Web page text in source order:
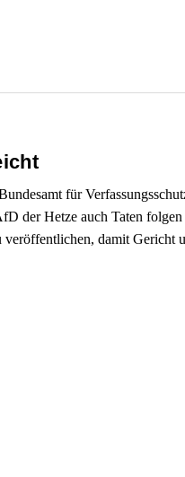
für
der Hetze auch Taten
veröffentlichen, damit